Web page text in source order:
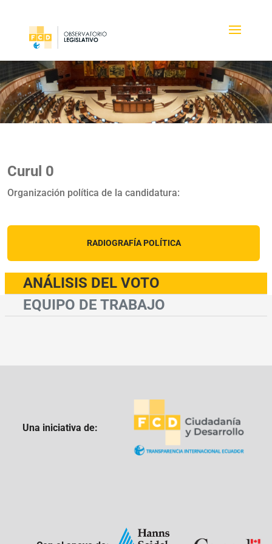
Curul 0
Organización política de la candidatura:
RADIOGRAFÍA POLÍTICA
ANÁLISIS DEL VOTO
EQUIPO DE TRABAJO
Una iniciativa de: